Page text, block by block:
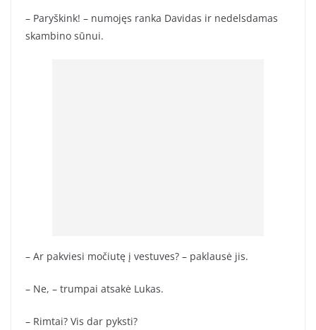
– Paryškink! – numojęs ranka Davidas ir nedelsdamas
skambino sūnui.
– Ar pakviesi močiutę į vestuves? – paklausė jis.
– Ne, – trumpai atsakė Lukas.
– Rimtai? Vis dar pyksti?